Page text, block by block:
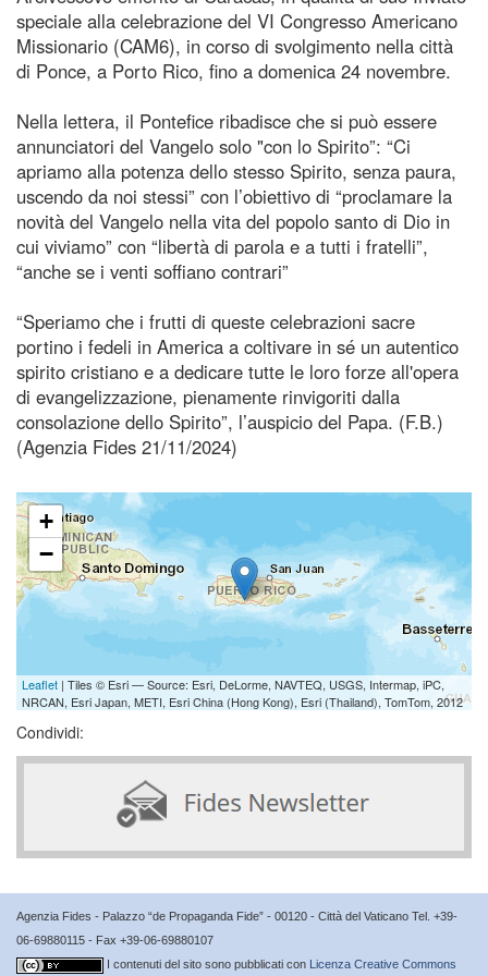
speciale alla celebrazione del VI Congresso Americano
Missionario (CAM6), in corso di svolgimento nella città
di Ponce, a Porto Rico, fino a domenica 24 novembre.
Nella lettera, il Pontefice ribadisce che si può essere
annunciatori del Vangelo solo "con lo Spirito”: “Ci
apriamo alla potenza dello stesso Spirito, senza paura,
uscendo da noi stessi” con l’obiettivo di “proclamare la
novità del Vangelo nella vita del popolo santo di Dio in
cui viviamo” con “libertà di parola e a tutti i fratelli”,
“anche se i venti soffiano contrari”
“Speriamo che i frutti di queste celebrazioni sacre
portino i fedeli in America a coltivare in sé un autentico
spirito cristiano e a dedicare tutte le loro forze all'opera
di evangelizzazione, pienamente rinvigoriti dalla
consolazione dello Spirito”, l’auspicio del Papa. (F.B.)
(Agenzia Fides 21/11/2024)
+
−
Leaflet | Tiles © Esri — Source: Esri, DeLorme, NAVTEQ, USGS, Intermap, iPC,
NRCAN, Esri Japan, METI, Esri China (Hong Kong), Esri (Thailand), TomTom, 2012
Condividi:
Agenzia Fides - Palazzo “de Propaganda Fide” - 00120 - Città del Vaticano Tel. +39-
06-69880115 - Fax +39-06-69880107
I contenuti del sito sono pubblicati con Licenza Creative Commons